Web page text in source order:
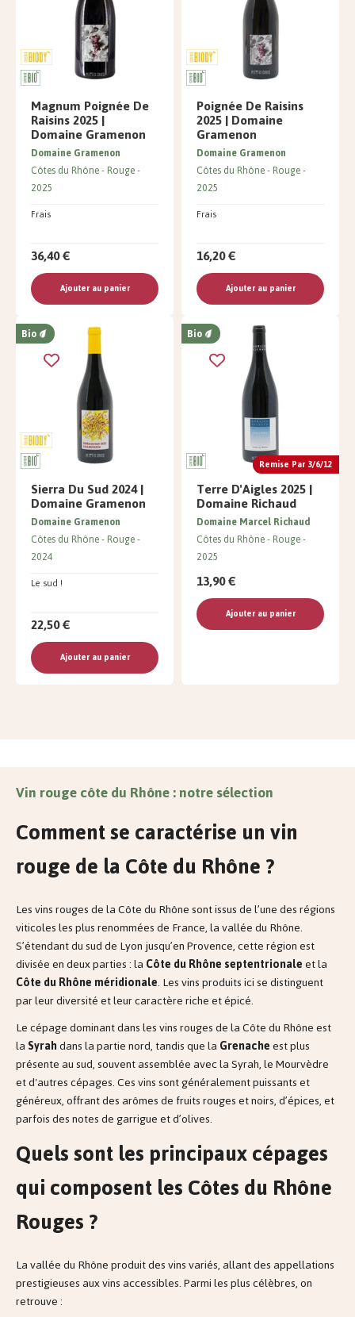
Magnum Poignée De
Raisins 2025 |
Domaine Gramenon
Frais
Domaine Gramenon
Côtes du Rhône Rouge
2025
36,40 €
Ajouter au panier
Poignée De Raisins
2025 | Domaine
Gramenon
Frais
Domaine Gramenon
Côtes du Rhône Rouge
2025
16,20 €
Ajouter au panier
Bio
Sierra Du Sud 2024 |
Domaine Gramenon
Le sud !
Domaine Gramenon
Côtes du Rhône Rouge
2024
22,50 €
Ajouter au panier
Remise Par 3/6/12
Bio
Terre D'Aigles 2025 |
Domaine Richaud
Domaine Marcel Richaud
Côtes du Rhône Rouge
2025
13,90 €
Ajouter au panier
Vin rouge côte du Rhône : notre sélection
Comment se caractérise un vin
rouge de la Côte du Rhône ?
Les vins rouges de la Côte du Rhône sont issus de l’une des régions
viticoles les plus renommées de France, la vallée du Rhône.
S’étendant du sud de Lyon jusqu’en Provence, cette région est
divisée en deux parties : laCôte du Rhône septentrionaleet la
Côte du Rhône méridionale. Les vins produits ici se distinguent
par leur diversité et leur caractère riche et épicé.
Le cépage dominant dans les vins rouges de la Côte du Rhône est
laSyrahdans la partie nord, tandis que laGrenacheest plus
présente au sud, souvent assemblée avec la Syrah, le Mourvèdre
et d'autres cépages. Ces vins sont généralement puissants et
généreux, offrant des arômes de fruits rouges et noirs, d’épices, et
parfois des notes de garrigue et d’olives.
Quels sont les principaux cépages
qui composent les Côtes du Rhône
Rouges ?
La vallée du Rhône produit des vins variés, allant des appellations
prestigieuses aux vins accessibles. Parmi les plus célèbres, on
retrouve :